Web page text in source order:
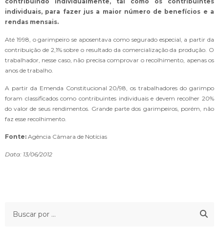
individuais, para fazer jus a maior número de benefícios e a
rendas mensais.
Até 1998, o garimpeiro se aposentava como segurado especial, a partir da
contribuição de 2,1% sobre o resultado da comercialização da produção. O
trabalhador, nesse caso, não precisa comprovar o recolhimento, apenas os
anos de trabalho.
A partir da Emenda Constitucional 20/98, os trabalhadores do garimpo
foram classificados como contribuintes individuais e devem recolher 20%
do valor de seus rendimentos. Grande parte dos garimpeiros, porém, não
faz esse recolhimento.
Fonte: Agência Câmara de Notícias
Data: 13/06/2012